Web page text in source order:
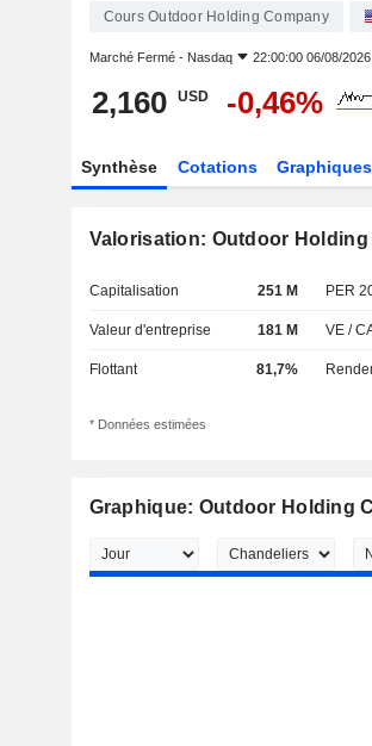
Cours Outdoor Holding Company
Marché Fermé - Nasdaq 22:00:00 06/08/2026
2,160 USD -0,46%
Synthèse Cotations Graphiques
Valorisation: Outdoor
Capitalisation 251 M PER
Valeur d'entreprise 181 M VE /
Flottant 81,7%
* Données estimées
Graphique: Outdoor Holding